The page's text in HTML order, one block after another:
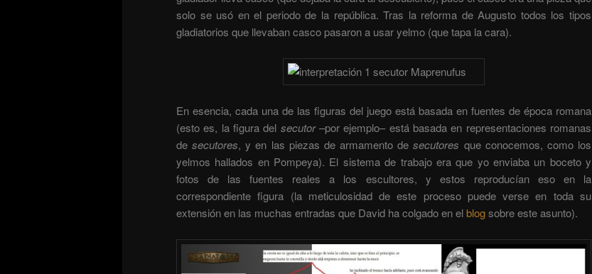
solo se usó en el periodo de la república. Tras la reforma de Augusto todos los tipos
gladiatorios que llevaban casco pasaron a usar yelmo (que tapa la cara).
En esencia, cada una de las figuras del juego está basada en fuentes de época romana
(esto es, la figura del secutor–por ejemplo– está basada en representaciones romanas
desecutores, y en las piezas de armamento desecutores que conocemos, como los
yelmos hallados en Pompeya). El sistema de trabajo era que yo enviaba un boceto y
fotos de las fuentes reales a los escultores, y estos reproducían eso en la
correspondiente figura (la meticulosidad de este proceso puede verse en toda su
extensión en las muchas entradas que David ha colgado en elblogsobre este asunto).